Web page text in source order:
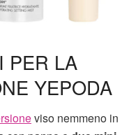
PER LA
YEPODA
viso nemmeno in